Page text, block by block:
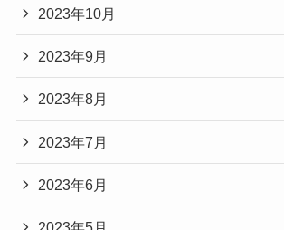
2023年10月
2023年9月
2023年8月
2023年7月
2023年6月